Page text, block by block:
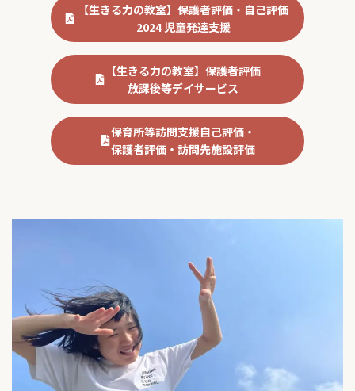
【生きる力の教室】 保護者評価・自己評価
2024 児童発達支援
【生きる力の教室】保護者評価
放課後等デイサービス
保育所等訪問支援自己評価・
保護者評価・訪問先施設評価